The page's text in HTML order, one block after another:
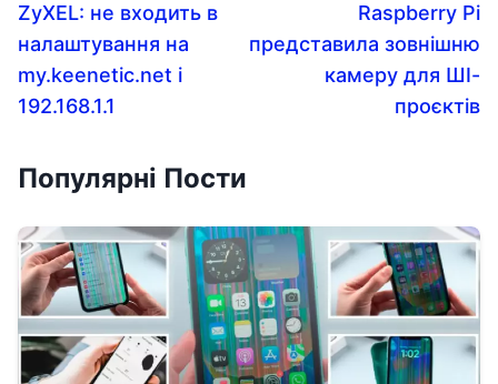
ZyXEL: не входить в
налаштування на
my.keenetic.net і
192.168.1.1
Raspberry Pi
представила зовнішню
камеру для ШІ-
проєктів
Популярні Пости